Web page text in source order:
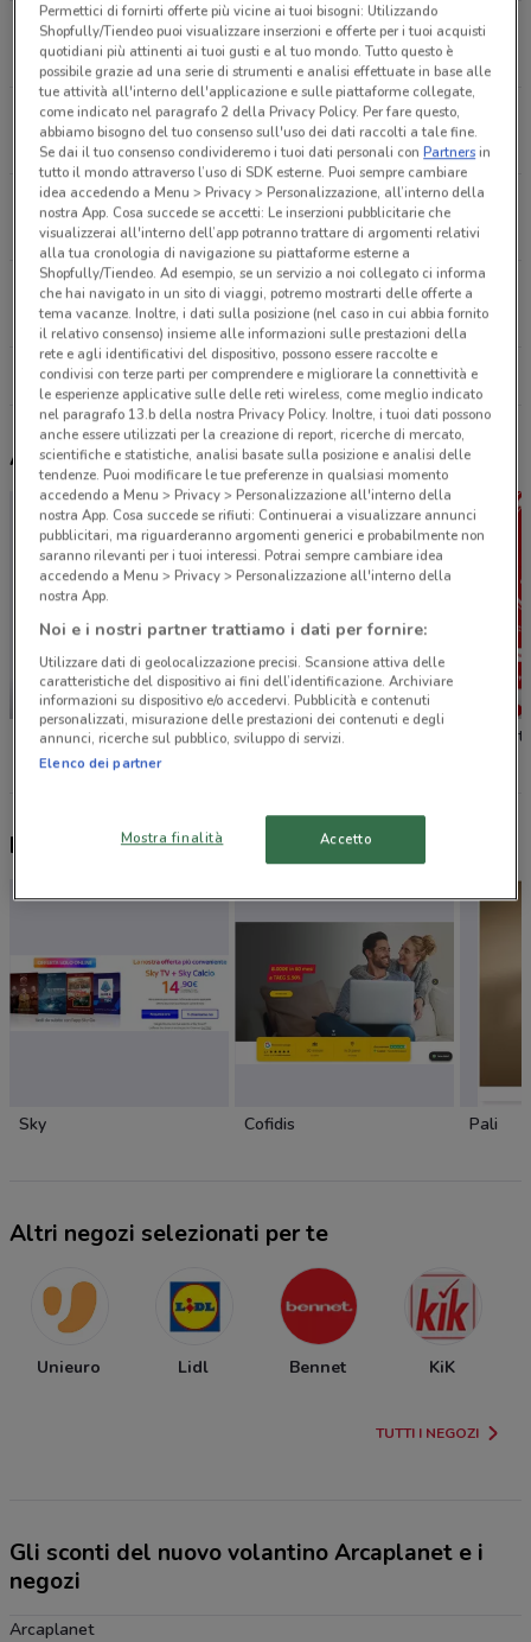
Corso XXIII Marzo, 363 Novara
2.1 km
APERTO
Corso Trieste, 77 A Novara
2.8 km
CHIUSO
Via Trieste, 87 Galliate
7.2 km
CHIUSO
Via Verbano, 16 Oleggio
16.1 km
CHIUSO
Tutti i negozi Arcaplanet
Altri volantini nelle vicinanze
SCADE OGGI
Unieuro
-3 GIORNI
Lidl Bennet
Nuovi prodotti da provare
Sky Cofidis Pali
Altri negozi selezionati per te
Unieuro Lidl Bennet KiK
TUTTI I NEGOZI
Gli sconti del nuovo volantino Arcaplanet e i
negozi
Arcaplanet
Permettici di fornirti offerte più vicine ai tuoi bisogni: Utilizzando
Shopfully/Tiendeo puoi visualizzare inserzioni e offerte per i tuoi acquisti
quotidiani più attinenti ai tuoi gusti e al tuo mondo. Tutto questo è
possibile grazie ad una serie di strumenti e analisi effettuate in base alle
tue attività all'interno dell'applicazione e sulle piattaforme collegate,
come indicato nel paragrafo 2 della Privacy Policy. Per fare questo,
abbiamo bisogno del tuo consenso sull'uso dei dati raccolti a tale fine.
Se dai il tuo consenso condivideremo i tuoi dati personali conPartnersin
tutto il mondo attraverso l’uso di SDK esterne. Puoi sempre cambiare
idea accedendo a Menu > Privacy > Personalizzazione, all’interno della
nostra App. Cosa succede se accetti: Le inserzioni pubblicitarie che
visualizzerai all'interno dell’app potranno trattare di argomenti relativi
alla tua cronologia di navigazione su piattaforme esterne a
Shopfully/Tiendeo. Ad esempio, se un servizio a noi collegato ci informa
che hai navigato in un sito di viaggi, potremo mostrarti delle offerte a
tema vacanze. Inoltre, i dati sulla posizione (nel caso in cui abbia fornito
il relativo consenso) insieme alle informazioni sulle prestazioni della
rete e agli identificativi del dispositivo, possono essere raccolte e
condivisi con terze parti per comprendere e migliorare la connettività e
le esperienze applicative sulle delle reti wireless, come meglio indicato
nel paragrafo 13.b della nostra Privacy Policy. Inoltre, i tuoi dati possono
anche essere utilizzati per la creazione di report, ricerche di mercato,
scientifiche e statistiche, analisi basate sulla posizione e analisi delle
tendenze. Puoi modificare le tue preferenze in qualsiasi momento
accedendo a Menu > Privacy > Personalizzazione all'interno della
nostra App. Cosa succede se rifiuti: Continuerai a visualizzare annunci
pubblicitari, ma riguarderanno argomenti generici e probabilmente non
saranno rilevanti per i tuoi interessi. Potrai sempre cambiare idea
accedendo a Menu > Privacy > Personalizzazione all'interno della
nostra App.
Noi e i nostri partner trattiamo i dati per fornire:
Utilizzare dati di geolocalizzazione precisi. Scansione attiva delle
caratteristiche del dispositivo ai fini dell’identificazione. Archiviare
informazioni su dispositivo e/o accedervi. Pubblicità e contenuti
personalizzati, misurazione delle prestazioni dei contenuti e degli
annunci, ricerche sul pubblico, sviluppo di servizi.
Elenco dei partner
Mostra finalità Accetto